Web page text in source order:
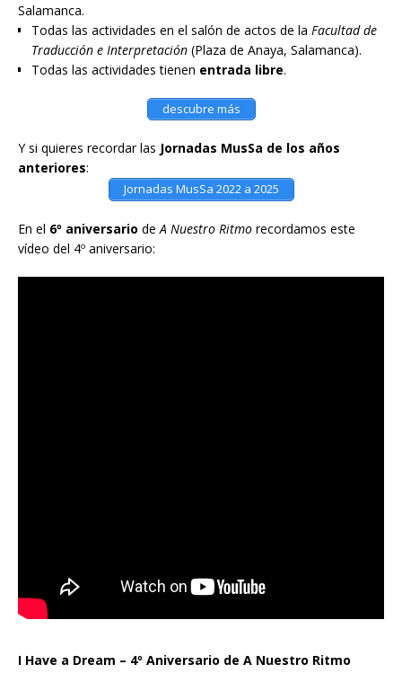
Salamanca.
Todas las actividades en el salón de actos de la Facultad de
Traducción e Interpretación (Plaza de Anaya, Salamanca).
Todas las actividades tienen entrada libre.
descubre más
Y si quieres recordar las Jornadas MusSa de los años
anteriores:
Jornadas MusSa 2022 a 2025
En el 6º aniversario de A Nuestro Ritmo recordamos este
vídeo del 4º aniversario:
I Have a Dream – 4º Aniversario de A Nuestro Ritmo